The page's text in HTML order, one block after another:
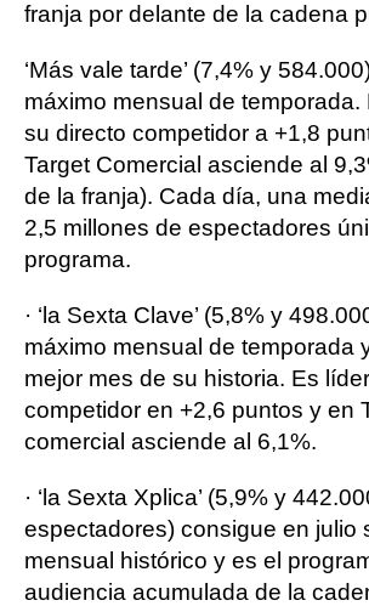
franja por delante de la cadena
‘Más vale tarde’ (7,4% y
máximo mensual de temporada.
su directo competidor a +1,8
Target Comercial asciende al
de la franja). Cada día, una
2,5 millones de espectadores
programa.
· ‘la Sexta Clave’ (5,8% y
máximo mensual de temporada
mejor mes de su historia. Es
competidor en +2,6 puntos y en
comercial asciende al 6,1%.
· ‘la Sexta Xplica’ (5,9% y
espectadores) consigue en julio
mensual histórico y es el
audiencia acumulada de la